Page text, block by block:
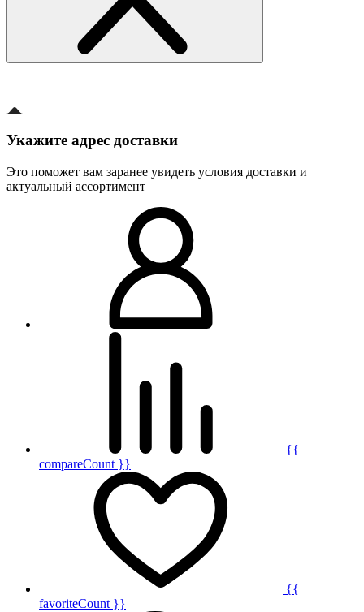
Укажите адрес доставки
Это поможет вам заранее увидеть условия доставки и
актуальный ассортимент
{{
compareCount }}
{{
favoriteCount }}